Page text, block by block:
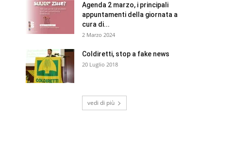
Agenda 2 marzo, i principali
appuntamenti della giornata a
cura di...
2 Marzo 2024
Coldiretti, stop a fake news
20 Luglio 2018
vedi di più